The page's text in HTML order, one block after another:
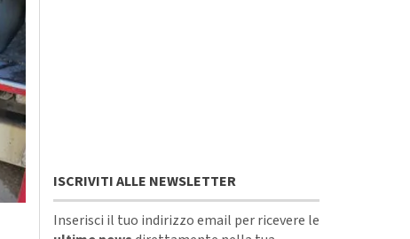
ISCRIVITI ALLE NEWSLETTER
Inserisci il tuo indirizzo email per ricevere le